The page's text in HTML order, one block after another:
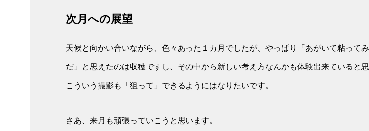
次月への展望
天候と向かい合いながら、色々あった１カ月でしたが、やっぱり「あがいて粘って
だ」と思えたのは収穫ですし、その中から新しい考え方なんかも体験出来ていると
こういう撮影も「狙って」できるようにはなりたいです。
さあ、来月も頑張っていこうと思います。